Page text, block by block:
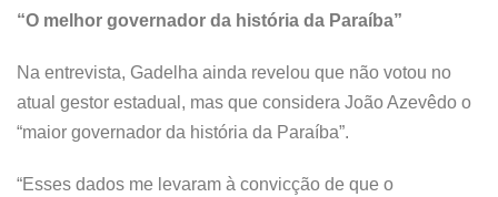
“O melhor governador da história da Paraíba”
Na entrevista, Gadelha ainda revelou que não votou no
atual gestor estadual, mas que considera João Azevêdo o
“maior governador da história da Paraíba”.
“Esses dados me levaram à convicção de que o